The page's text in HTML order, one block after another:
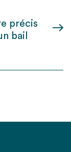
précis
bail